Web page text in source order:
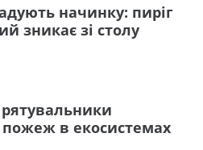
начинку: пиріг
зникає зі столу
пожеж в екосистемах